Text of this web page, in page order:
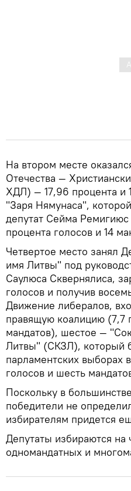
На втором месте
Отечества —
ХДЛ) — 17,96 процента и
"Заря Нямунаса",
депутат Сейма
процента голосов и 14
Четвертое место занял
имя Литвы" под
Саулюса Сквернялиса,
голосов и получив
Движение либералов,
правящую коалицию (7,7
мандатов), шестое —
Литвы" (СКЗЛ), который
парламентских выборах
голосов и шесть
Поскольку в
победители не
избирателям придется
Депутаты избираются на
одномандатных и